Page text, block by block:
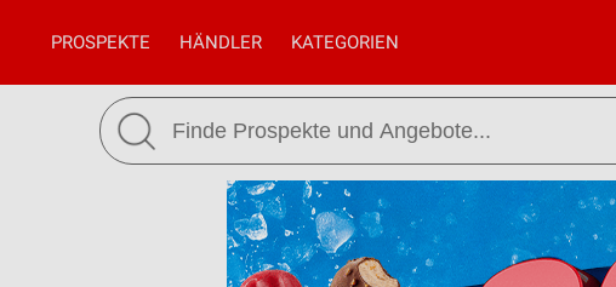
PROSPEKTE HÄNDLER KATEGORIEN